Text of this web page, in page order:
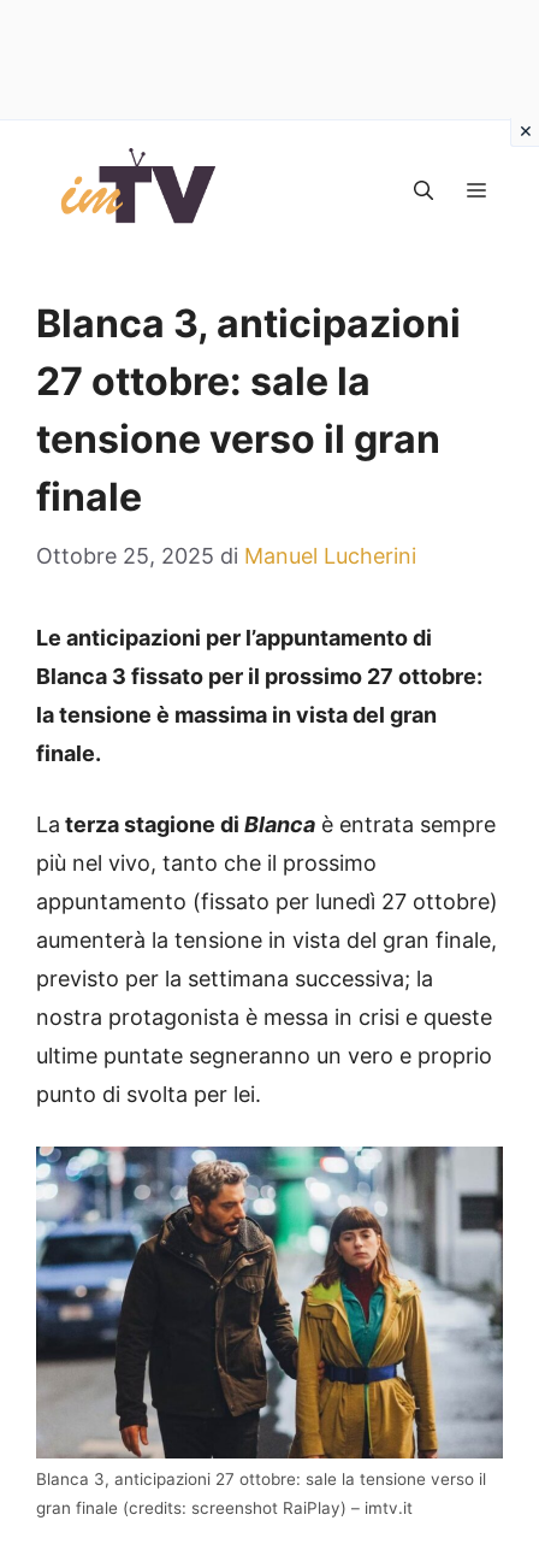
contenuto
Blanca 3, anticipazioni
27 ottobre: sale la
tensione verso il gran
finale
Ottobre 25, 2025 di Manuel Lucherini
Le anticipazioni per l’appuntamento di
Blanca 3 fissato per il prossimo 27 ottobre:
la tensione è massima in vista del gran
finale.
La terza stagione di Blanca è entrata sempre
più nel vivo, tanto che il prossimo
appuntamento (fissato per lunedì 27 ottobre)
aumenterà la tensione in vista del gran finale,
previsto per la settimana successiva; la
nostra protagonista è messa in crisi e queste
ultime puntate segneranno un vero e proprio
punto di svolta per lei.
Blanca 3, anticipazioni 27 ottobre: sale la tensione verso il
gran finale (credits: screenshot RaiPlay) – imtv.it